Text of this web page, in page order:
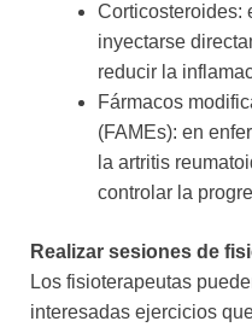
Corticosteroides:
inyectarse
reducir la
Fármacos
(FAMEs): en
la artritis
controlar la
Realizar sesiones de
Los fisioterapeutas
interesadas ejercicios